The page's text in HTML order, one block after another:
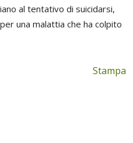
al tentativo di suicidarsi,
una malattia che ha colpito
Stampa